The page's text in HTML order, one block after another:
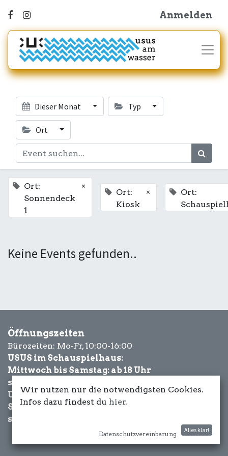
Anmelden
Dieser Monat Typ
Ort
Ort:
Sonnendeck
1
×
Ort:
Kiosk
×
Ort:
Keine Events gefunden..
Öffnungszeiten
Bürozeiten: Mo-Fr, 10:00-16:00
USUS im Schauspielhaus:
Mittwoch bis Samstag: ab 18 Uhr
sowie Eventbezogen.
USUS am Wasser:
Schönwetter-
sowie Eventbezogen.
Wir nutzen nur die notwendigsten Cookies.
Infos dazu findest du hier.
Datenschutzvereinbarung
Alles klar!